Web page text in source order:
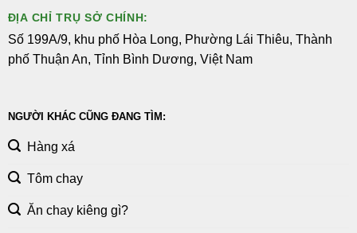
ĐỊA CHỈ TRỤ SỞ CHÍNH:
Số 199A/9, khu phố Hòa Long, Phường Lái Thiêu, Thành
phố Thuận An, Tỉnh Bình Dương, Việt Nam
NGƯỜI KHÁC CŨNG ĐANG TÌM:
Hàng xá
Tôm chay
Ăn chay kiêng gì?